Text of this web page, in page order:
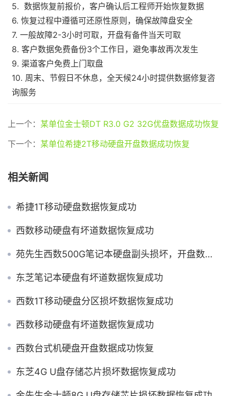
5. 数据恢复前报价，客户确认后工程师开始恢复数据
6. 恢复过程中遵循可还原性原则，确保故障盘安全
7. 一般故障2-3小时可取，开盘有备件当天可取
8. 客户数据免费备份3个工作日，避免事故再次发生
9. 渠道客户免费上门取盘
10. 周末、节假日不休息，全天候24小时提供数据修复咨
询服务
上一个： 某单位金士顿DT R3.0 G2 32G优盘数据成功恢复
下一个： 某单位希捷2T移动硬盘开盘数据成功恢复
相关新闻
希捷1T移动硬盘数据恢复成功
西数移动硬盘有坏道数据恢复成功
苑先生西数500G笔记本硬盘副头损坏，开盘数据恢复成功
东芝笔记本硬盘有坏道数据恢复成功
西数1T移动硬盘分区损坏数据恢复成功
西数移动硬盘有坏道数据恢复成功
西数台式机硬盘开盘数据成功恢复
东芝4G U盘存储芯片损坏数据恢复成功